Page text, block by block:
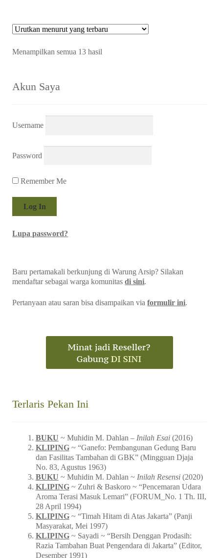
Menampilkan semua 13 hasil
Akun Saya
Username
Password
Remember Me
Lupa password?
Baru pertamakali berkunjung di Warung Arsip? Silakan
mendaftar sebagai warga komunitasdi sini.
Pertanyaan atau saran bisa disampaikan viaformulir ini.
Terlaris Pekan Ini
BUKU ~ Muhidin M. Dahlan – Inilah Esai(2016)
KLIPING~ “Ganefo: Pembangunan Gedung Baru
dan Fasilitas Tambahan di GBK” (Mingguan Djaja
No. 83, Agustus 1963)
BUKU ~ Muhidin M. Dahlan ~ Inilah Resensi(2020)
KLIPING~ Zuhri & Baskoro ~ “Pencemaran Udara
Aroma Terasi Masuk Lemari” (FORUM_No. 1 Th. III,
28 April 1994)
KLIPING~ “Timah Hitam di Atas Jakarta” (Panji
Masyarakat, Mei 1997)
KLIPING~ Sayadi ~ “Bersih Denggan Prodasih:
Razia Tambahan Buat Pengendara di Jakarta” (Editor,
Desember 1991)